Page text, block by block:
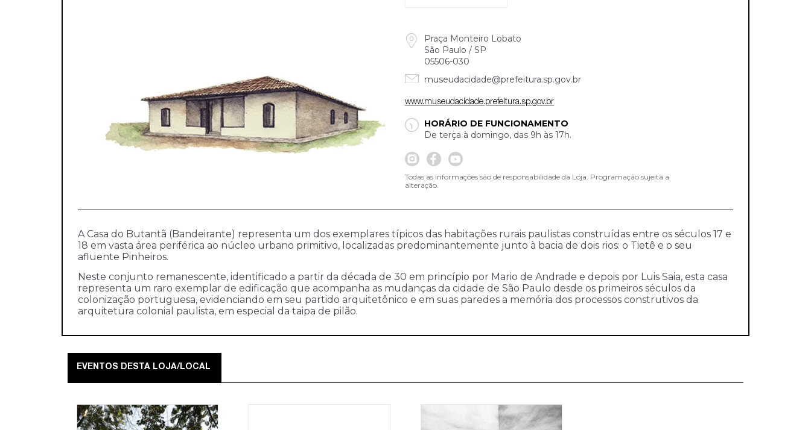
Praça Monteiro Lobato
São Paulo / SP
05506-030
museudacidade@prefeitura.sp.gov.br
www.museudacidade.prefeitura.sp.gov.br
HORÁRIO DE FUNCIONAMENTO
De terça à domingo, das 9h às 17h.
Todas as informações são de responsabilidade da Loja. Programação sujeita a
alteração.
A Casa do Butantã (Bandeirante) representa um dos exemplares típicos das habitações rurais paulistas construídas entre os séculos 17 e
18 em vasta área periférica ao núcleo urbano primitivo, localizadas predominantemente junto à bacia de dois rios: o Tietê e o seu
afluente Pinheiros.
Neste conjunto remanescente, identificado a partir da década de 30 em princípio por Mario de Andrade e depois por Luis Saia, esta casa
representa um raro exemplar de edificação que acompanha as mudanças da cidade de São Paulo desde os primeiros séculos da
colonização portuguesa, evidenciando em seu partido arquitetônico e em suas paredes a memória dos processos construtivos da
arquitetura colonial paulista, em especial da taipa de pilão.
EVENTOS DESTA LOJA/LOCAL